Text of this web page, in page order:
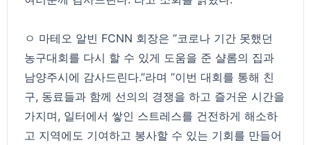
ㅇ 마테오 알빈 FCNN 회장은 ”코로나 기간 못했던
농구대회를 다시 할 수 있게 도움을 준 샬롬의 집과
남양주시에 감사드린다.”라며 ”이번 대회를 통해 친
구, 동료들과 함께 선의의 경쟁을 하고 즐거운 시간을
가지며, 일터에서 쌓인 스트레스를 건전하게 해소하
고 지역에도 기여하고 봉사할 수 있는 기회를 만들어